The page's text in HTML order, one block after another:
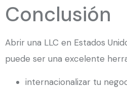
Conclusión
Abrir una LLC en Estados
puede ser una excelente
internacionalizar tu